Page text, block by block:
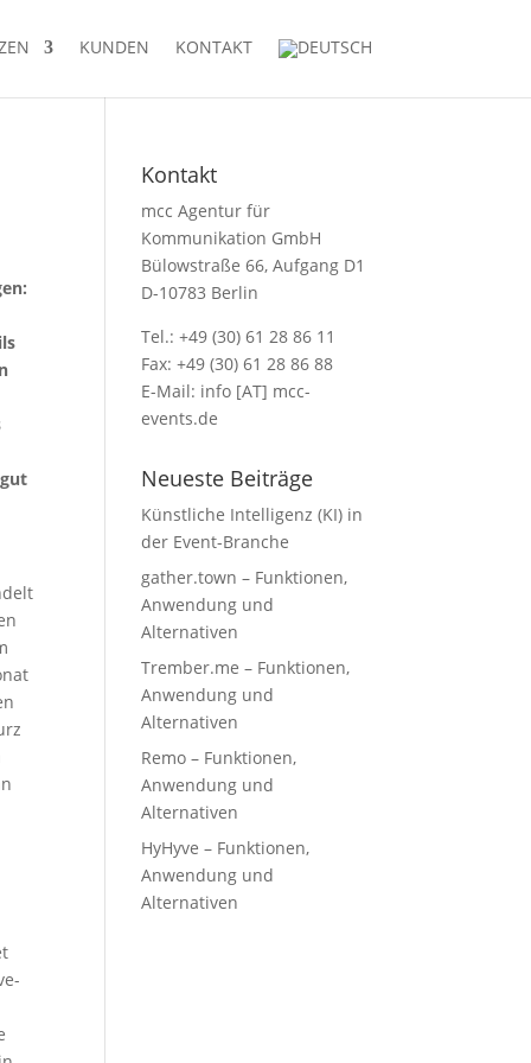
KUNDEN KONTAKT
Kontakt
mcc Agentur für
Kommunikation GmbH
Bülowstraße 66, Aufgang D1
D-10783 Berlin
Tel.: +49 (30) 61 28 86 11
Fax: +49 (30) 61 28 86 88
E-Mail: info [AT] mcc-
events.de
Neueste Beiträge
Künstliche Intelligenz (KI) in
der Event-Branche
gather.town – Funktionen,
Anwendung und
Alternativen
Trember.me – Funktionen,
Anwendung und
Alternativen
Remo – Funktionen,
Anwendung und
Alternativen
HyHyve – Funktionen,
Anwendung und
Alternativen